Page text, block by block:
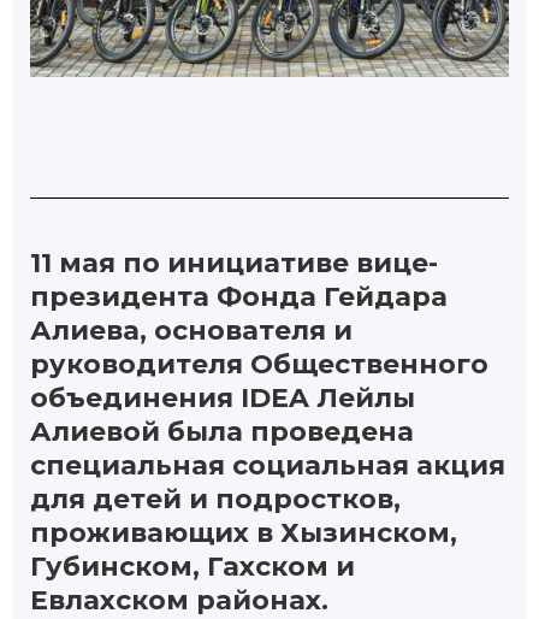
11 мая по инициативе вице-
президента Фонда Гейдара
Алиева, основателя и
руководителя Общественного
объединения IDEA Лейлы
Алиевой была проведена
специальная социальная акция
для детей и подростков,
проживающих в Хызинском,
Губинском, Гахском и
Евлахском районах.